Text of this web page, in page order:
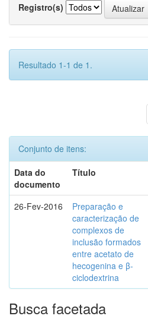
Registro(s)
Resultado 1-1 de 1.
Conjunto de itens:
Data do
documento
Título
26-Fev-2016
Preparação e
caracterização de
complexos de
inclusão formados
entre acetato de
hecogenina e β-
ciclodextrina
Busca facetada